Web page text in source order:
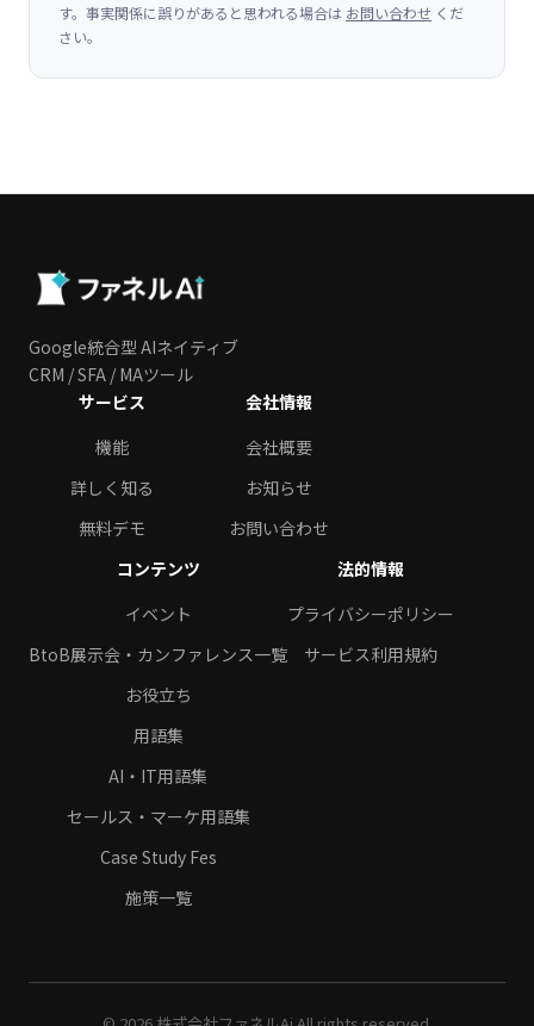
す。事実関係に誤りがあると思われる場合は お問い合わせ くだ
さい。
Google統合型 AIネイティブ
CRM / SFA / MAツール
サービス
機能
詳しく知る
無料デモ
会社情報
会社概要
お知らせ
お問い合わせ
コンテンツ
イベント
BtoB展示会・カンファレンス一覧
お役立ち
用語集
AI・IT用語集
セールス・マーケ用語集
Case Study Fes
施策一覧
法的情報
プライバシーポリシー
サービス利用規約